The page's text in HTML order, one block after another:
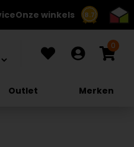
8.7
Onze winkels
0
Outlet Merken